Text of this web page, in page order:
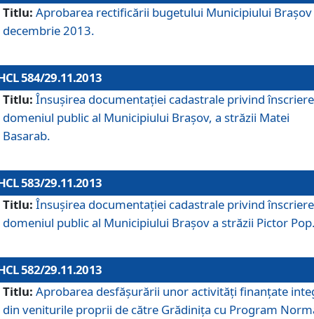
Titlu: Aprobarea rectificării bugetului Municipiului Braşov
decembrie 2013.
584/29.11.2013
Titlu: Însuşirea documentaţiei cadastrale privind
domeniul public al Municipiului Braşov, a străzii Matei
Basarab.
583/29.11.2013
Titlu: Însuşirea documentaţiei cadastrale privind
domeniul public al Municipiului Braşov a străzii Pictor
582/29.11.2013
Titlu: Aprobarea desfăşurării unor activităţi finanţate
din veniturile proprii de către Grădiniţa cu Program